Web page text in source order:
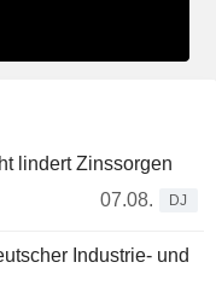
lindert Zinssorgen
07.08.
DJ
Industrie- und